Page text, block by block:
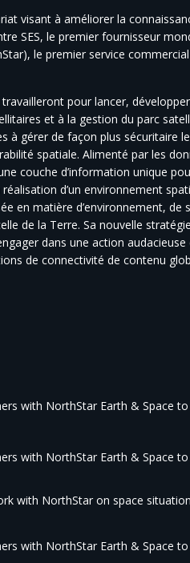
visant à améliorer la
SES, le premier fournisseur
le premier service commercial
pour lancer,
et à la gestion du parc
à gérer de façon plus sécuritaire
spatiale. Alimenté par les
couche d’information unique
d’un environnement
en matière d’environnement,
de la Terre. Sa nouvelle
dans une action
de connectivité de contenu
with NorthStar Earth & Space
with NorthStar Earth & Space
with NorthStar on space
with NorthStar Earth & Space